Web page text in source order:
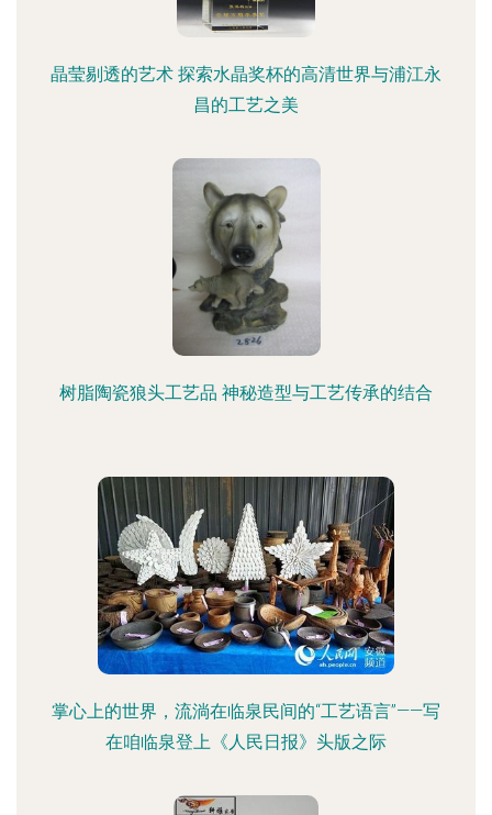
晶莹剔透的艺术 探索水晶奖杯的高清世界与浦江永
昌的工艺之美
树脂陶瓷狼头工艺品 神秘造型与工艺传承的结合
掌心上的世界，流淌在临泉民间的“工艺语言”——写
在咱临泉登上《人民日报》头版之际